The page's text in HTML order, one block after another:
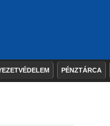
PÉNZTÁRCA